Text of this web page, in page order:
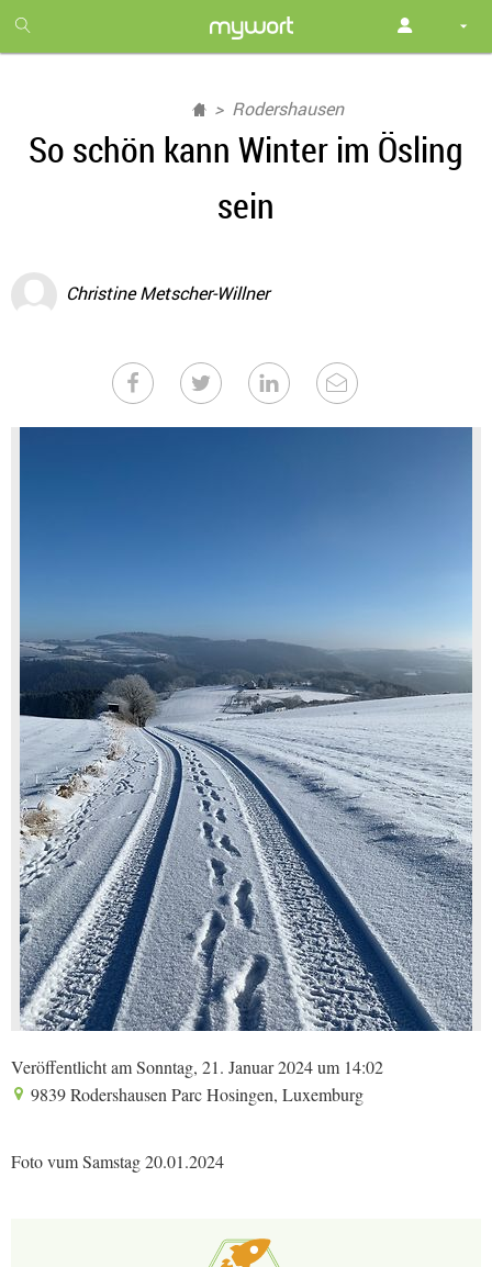
month
free
Rodershausen
So schön kann Winter im Ösling
sein
Christine Metscher-Willner
Veröffentlicht am Sonntag, 21. Januar 2024 um 14:02
9839 Rodershausen Parc Hosingen, Luxemburg
Foto vum Samstag 20.01.2024